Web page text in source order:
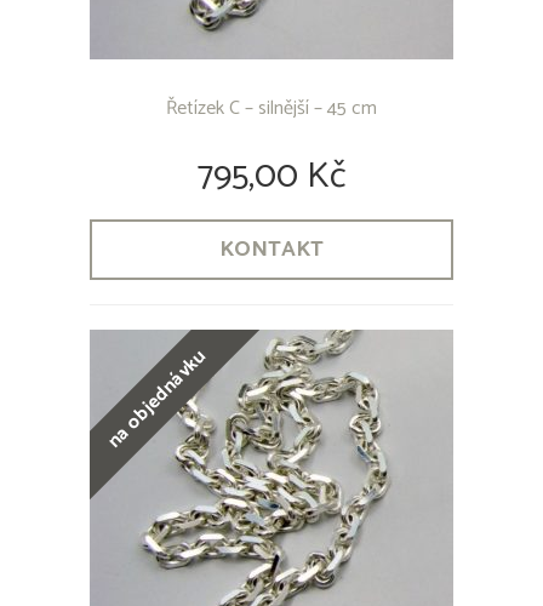
Řetízek C – silnější – 45 cm
795,00 Kč
KONTAKT
na objednávku